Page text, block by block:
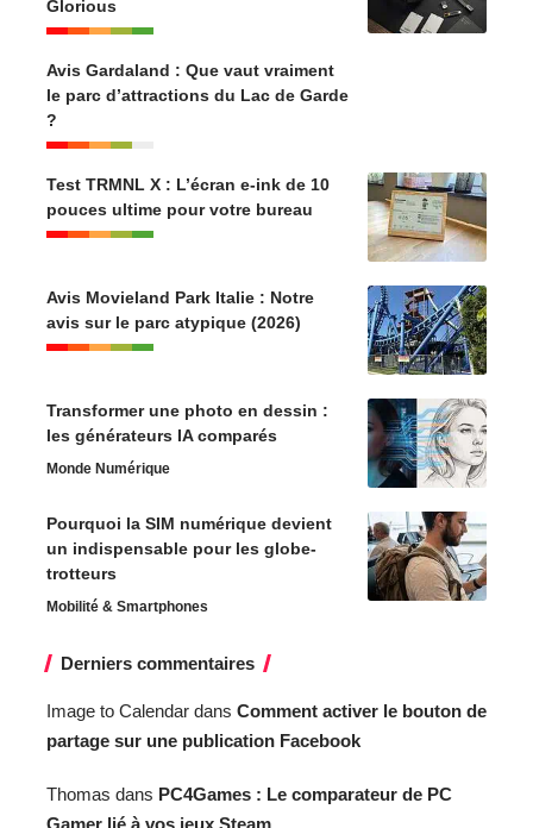
Glorious
Avis Gardaland : Que vaut vraiment
le parc d’attractions du Lac de Garde
?
Test TRMNL X : L’écran e-ink de 10
pouces ultime pour votre bureau
Avis Movieland Park Italie : Notre
avis sur le parc atypique (2026)
Transformer une photo en dessin :
les générateurs IA comparés
Monde Numérique
Pourquoi la SIM numérique devient
un indispensable pour les globe-
trotteurs
Mobilité & Smartphones
Derniers commentaires
Image to Calendar dans Comment activer le bouton de
partage sur une publication Facebook
Thomas dans PC4Games : Le comparateur de PC